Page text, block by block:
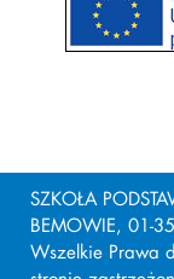
SZKOŁA
BEMOWIE, 01-
Wszelkie Prawa